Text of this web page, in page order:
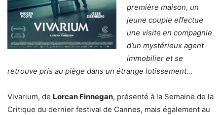
première maison, un
jeune couple effectue
une visite en compagnie
d’un mystérieux agent
immobilier et se
retrouve pris au piège dans un étrange lotissement…
Vivarium, de Lorcan Finnegan, présenté à la Semaine de la
Critique du dernier festival de Cannes, mais également au